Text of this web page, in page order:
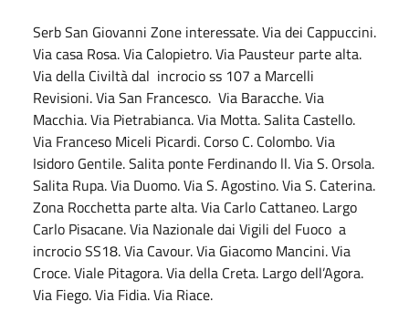
Serb San Giovanni Zone interessate. Via dei Cappuccini.
Via casa Rosa. Via Calopietro. Via Pausteur parte alta.
Via della Civiltà dal incrocio ss 107 a Marcelli
Revisioni. Via San Francesco. Via Baracche. Via
Macchia. Via Pietrabianca. Via Motta. Salita Castello.
Via Franceso Miceli Picardi. Corso C. Colombo. Via
Isidoro Gentile. Salita ponte Ferdinando ll. Via S. Orsola.
Salita Rupa. Via Duomo. Via S. Agostino. Via S. Caterina.
Zona Rocchetta parte alta. Via Carlo Cattaneo. Largo
Carlo Pisacane. Via Nazionale dai Vigili del Fuoco a
incrocio SS18. Via Cavour. Via Giacomo Mancini. Via
Croce. Viale Pitagora. Via della Creta. Largo dell’Agora.
Via Fiego. Via Fidia. Via Riace.